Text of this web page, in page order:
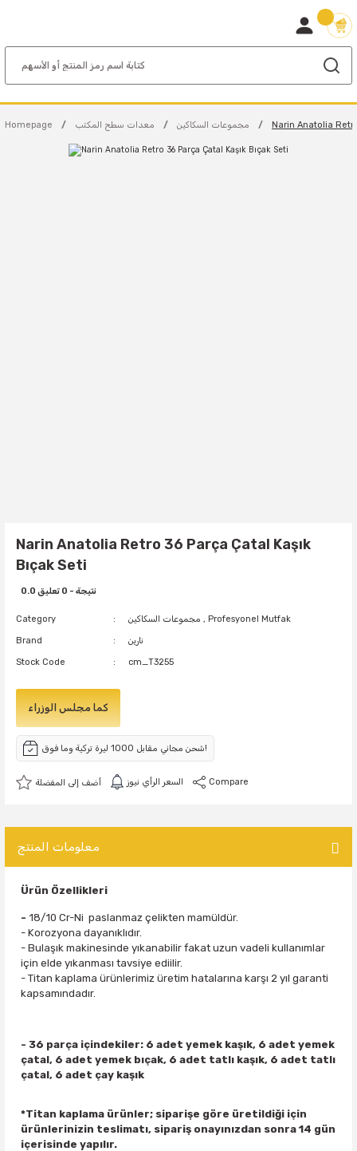
Homepage معدات سطح المكتب مجموعات السكاكين Narin Anatolia
Narin Anatolia Retro 36 Parça Çatal Kaşık
Bıçak Seti
0.0 نتيجة - 0 تعليق
Category مجموعات السكاكين , Profesyonel Mutfak
Brand نارين
Stock Code cm_T3255
كما مجلس الوزراء
شحن مجاني مقابل 1000 ليرة تركية وما فوق!
السعر الرأي نيوز Compare
معلومات المنتج
Ürün Özellikleri
- 18/10 Cr-Ni paslanmaz çelikten mamüldür.
- Korozyona dayanıklıdır.
- Bulaşık makinesinde yıkanabilir fakat uzun vadeli kullanımlar
için elde yıkanması tavsiye ediilir.
- Titan kaplama ürünlerimiz üretim hatalarına karşı 2 yıl garanti
kapsamındadır.
- 36 parça içindekiler: 6 adet yemek kaşık, 6 adet yemek
çatal, 6 adet yemek bıçak, 6 adet tatlı kaşık, 6 adet tatlı
çatal, 6 adet çay kaşık
*Titan kaplama ürünler; siparişe göre üretildiği için
ürünlerinizin teslimatı, sipariş onayınızdan sonra 14 gün
içerisinde yapılır.